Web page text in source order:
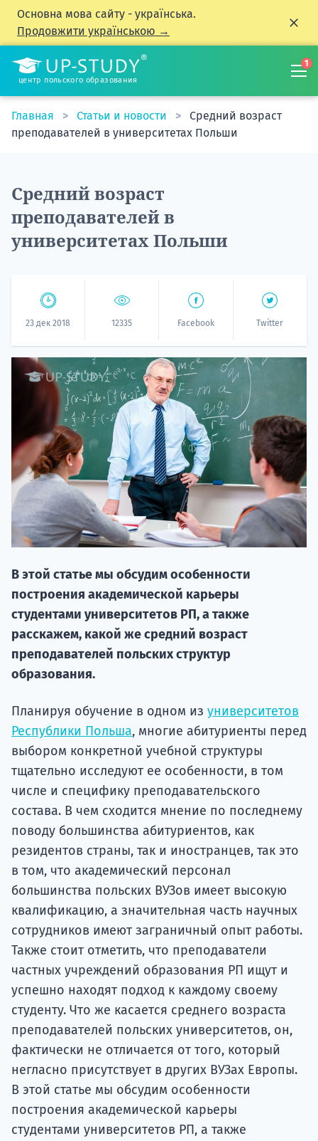
Основна мова сайту - українська.
Продовжити українською →
центр польского образования
1
Главная Статьи и новости
Средний возраст
преподавателей в университетах Польши
Средний возраст
преподавателей в
университетах Польши
23 дек 2018 12335 Facebook Twitter
В этой статье мы обсудим особенности
построения академической карьеры
студентами университетов РП, а также
расскажем, какой же средний возраст
преподавателей польских структур
образования.
Планируя обучение в одном из университетов
Республики Польша, многие абитуриенты перед
выбором конкретной учебной структуры
тщательно исследуют ее особенности, в том
числе и специфику преподавательского
состава. В чем сходится мнение по последнему
поводу большинства абитуриентов, как
резидентов страны, так и иностранцев, так это
в том, что академический персонал
большинства польских ВУЗов имеет высокую
квалификацию, а значительная часть научных
сотрудников имеют заграничный опыт работы.
Также стоит отметить, что преподаватели
частных учреждений образования РП ищут и
успешно находят подход к каждому своему
студенту. Что же касается среднего возраста
преподавателей польских университетов, он,
фактически не отличается от того, который
негласно присутствует в других ВУЗах Европы.
В этой статье мы обсудим особенности
построения академической карьеры
студентами университетов РП, а также
20.09